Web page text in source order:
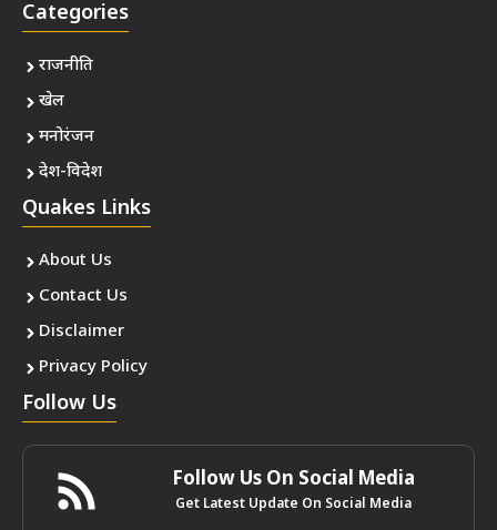
Categories
राजनीति
खेल
मनोरंजन
देश-विदेश
Quakes Links
About Us
Contact Us
Disclaimer
Privacy Policy
Follow Us
Follow Us On Social Media
Get Latest Update On Social Media